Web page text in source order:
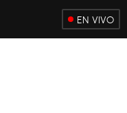
EN VIVO